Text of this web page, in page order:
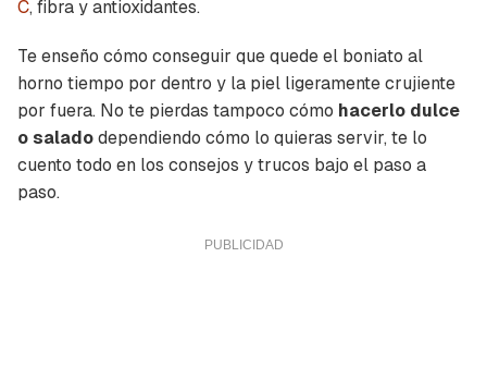
C, fibra y antioxidantes.
Te enseño cómo conseguir que quede el boniato al
horno tiempo por dentro y la piel ligeramente crujiente
por fuera. No te pierdas tampoco cómo hacerlo dulce
o saladodependiendo cómo lo quieras servir, te lo
cuento todo en los consejos y trucos bajo el paso a
paso.